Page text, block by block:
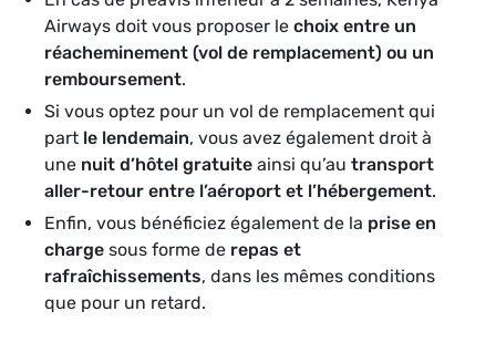
Airways doit vous proposer le choix entre un
réacheminement (vol de remplacement) ou un
remboursement.
Si vous optez pour un vol de remplacement qui
part le lendemain, vous avez également droit à
une nuit d’hôtel gratuite ainsi qu’au transport
aller-retour entre l’aéroport et l’hébergement.
Enfin, vous bénéficiez également de la prise en
charge sous forme de repas et
rafraîchissements, dans les mêmes conditions
que pour un retard.